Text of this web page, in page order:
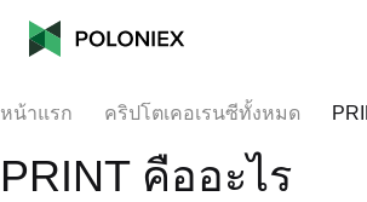
หน้าแรก คริปโตเคอเรนซีทั้งหมด
PRINT คืออะไร